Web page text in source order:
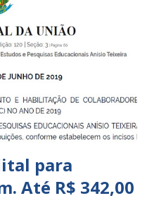
que atendem crianças de 4
Centro Municipal de
de zero a 5 anos e 11
para
Até R$ 342,00